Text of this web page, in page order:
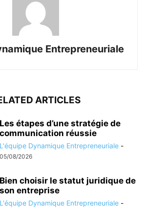
Entrepreneuriale
ARTICLES
Les étapes d’une stratégie de
communication réussie
L'équipe Dynamique Entrepreneuriale -
05/08/2026
Bien choisir le statut juridique de
son entreprise
L'équipe Dynamique Entrepreneuriale -